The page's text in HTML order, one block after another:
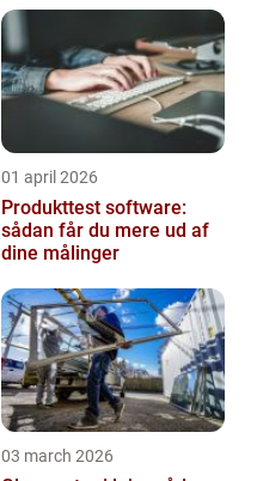
01 april 2026
Produkttest software:
sådan får du mere ud af
dine målinger
03 march 2026